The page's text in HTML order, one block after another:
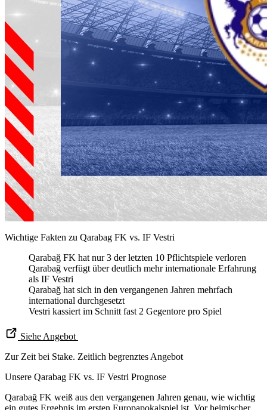
Wichtige Fakten zu Qarabag FK vs. IF Vestri
Qarabağ FK hat nur 3 der letzten 10 Pflichtspiele verloren
Qarabağ verfügt über deutlich mehr internationale Erfahrung
als IF Vestri
Qarabağ hat sich in den vergangenen Jahren mehrfach
international durchgesetzt
Vestri kassiert im Schnitt fast 2 Gegentore pro Spiel
Siehe Angebot
Zur Zeit bei Stake. Zeitlich begrenztes Angebot
Unsere Qarabag FK vs. IF Vestri Prognose
Qarabağ FK weiß aus den vergangenen Jahren genau, wie wichtig
ein gutes Ergebnis im ersten Europapokalspiel ist. Vor heimischer